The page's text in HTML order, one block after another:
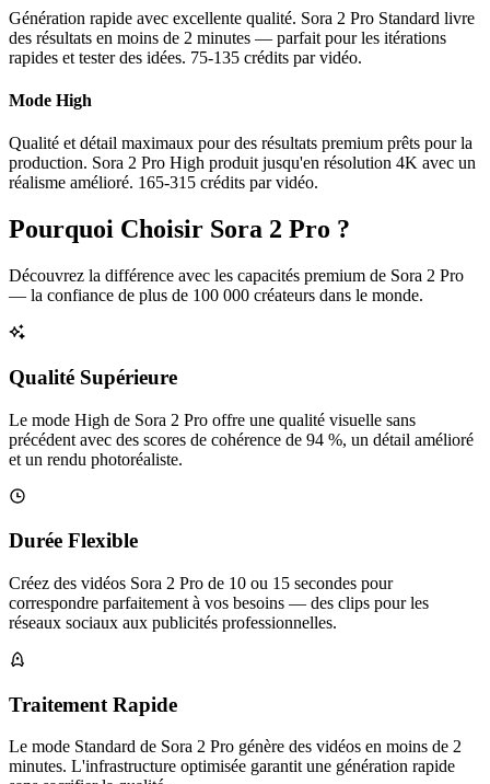
Génération rapide avec excellente qualité. Sora 2 Pro Standard livre
des résultats en moins de 2 minutes — parfait pour les itérations
rapides et tester des idées. 75-135 crédits par vidéo.
Mode High
Qualité et détail maximaux pour des résultats premium prêts pour la
production. Sora 2 Pro High produit jusqu'en résolution 4K avec un
réalisme amélioré. 165-315 crédits par vidéo.
Pourquoi Choisir Sora 2 Pro ?
Découvrez la différence avec les capacités premium de Sora 2 Pro
— la confiance de plus de 100 000 créateurs dans le monde.
Qualité Supérieure
Le mode High de Sora 2 Pro offre une qualité visuelle sans
précédent avec des scores de cohérence de 94 %, un détail amélioré
et un rendu photoréaliste.
Durée Flexible
Créez des vidéos Sora 2 Pro de 10 ou 15 secondes pour
correspondre parfaitement à vos besoins — des clips pour les
réseaux sociaux aux publicités professionnelles.
Traitement Rapide
Le mode Standard de Sora 2 Pro génère des vidéos en moins de 2
minutes. L'infrastructure optimisée garantit une génération rapide